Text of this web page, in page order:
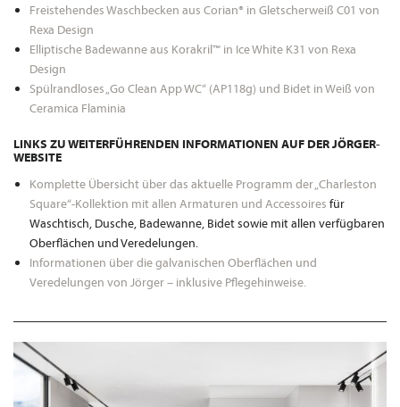
Freistehendes Waschbecken aus Corian® in Gletscherweiß C01 von
Rexa Design
Elliptische Badewanne aus Korakril™ in Ice White K31 von Rexa
Design
Spülrandloses „Go Clean App WC“ (AP118g) und Bidet in Weiß von
Ceramica Flaminia
LINKS ZU WEITERFÜHRENDEN INFORMATIONEN AUF DER JÖRGER-
WEBSITE
Komplette Übersicht über das aktuelle Programm der „Charleston
Square“-Kollektion mit allen Armaturen und Accessoires für
Waschtisch, Dusche, Badewanne, Bidet sowie mit allen verfügbaren
Oberflächen und Veredelungen.
Informationen über die galvanischen Oberflächen und
Veredelungen von Jörger – inklusive Pflegehinweise.